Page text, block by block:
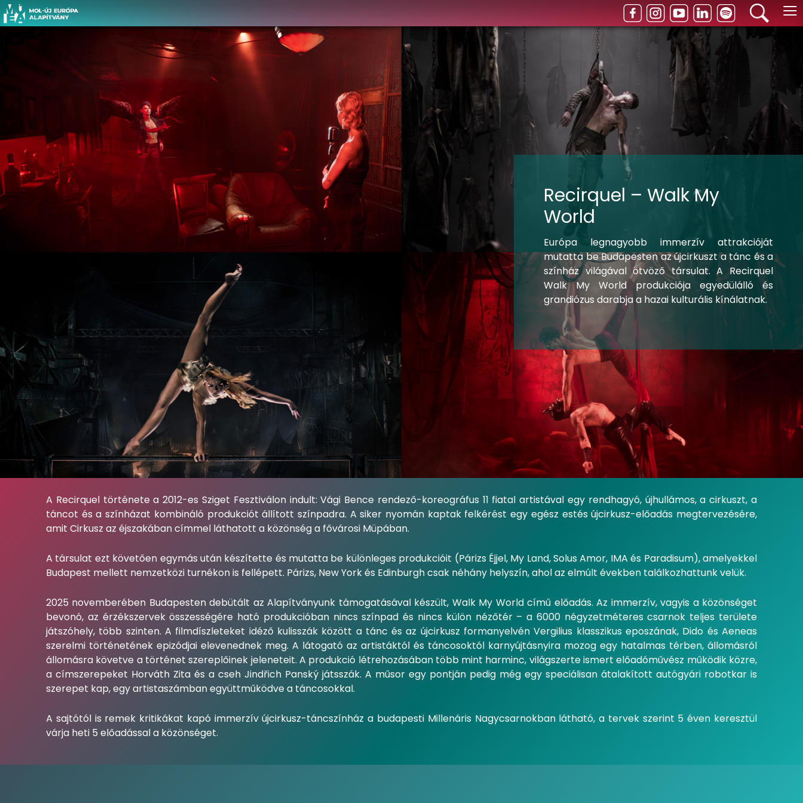
≡
Recirquel – Walk My
World
Európa legnagyobb immerzív attrakcióját
mutatta be Budapesten az újcirkuszt a tánc és a
színház világával ötvöző társulat. A Recirquel
Walk My World produkciója egyedülálló és
grandiózus darabja a hazai kulturális kínálatnak.
A Recirquel története a 2012-es Sziget Fesztiválon indult: Vági Bence rendező-koreográfus 11 fiatal artistával egy rendhagyó, újhullámos, a cirkuszt, a
táncot és a színházat kombináló produkciót állított színpadra. A siker nyomán kaptak felkérést egy egész estés újcirkusz-előadás megtervezésére,
amit Cirkusz az éjszakában címmel láthatott a közönség a fővárosi Müpában.
A társulat ezt követően egymás után készítette és mutatta be különleges produkcióit (Párizs Éjjel, My Land, Solus Amor, IMA és Paradisum), amelyekkel
Budapest mellett nemzetközi turnékon is fellépett. Párizs, New York és Edinburgh csak néhány helyszín, ahol az elmúlt években találkozhattunk velük.
2025 novemberében Budapesten debütált az Alapítványunk támogatásával készült, Walk My World című előadás. Az immerzív, vagyis a közönséget
bevonó, az érzékszervek összességére ható produkcióban nincs színpad és nincs külön nézőtér – a 6000 négyzetméteres csarnok teljes területe
játszóhely, több szinten. A filmdíszleteket idéző kulisszák között a tánc és az újcirkusz formanyelvén Vergilius klasszikus eposzának, Dido és Aeneas
szerelmi történetének epizódjai elevenednek meg. A látogató az artistáktól és táncosoktól karnyújtásnyira mozog egy hatalmas térben, állomásról
állomásra követve a történet szereplőinek jeleneteit. A produkció létrehozásában több mint harminc, világszerte ismert előadóművész működik közre,
a címszerepeket Horváth Zita és a cseh Jindřich Panský játsszák. A műsor egy pontján pedig még egy speciálisan átalakított autógyári robotkar is
szerepet kap, egy artistaszámban együttműködve a táncosokkal.
A sajtótól is remek kritikákat kapó immerzív újcirkusz-táncszínház a budapesti Millenáris Nagycsarnokban látható, a tervek szerint 5 éven keresztül
várja heti 5 előadással a közönséget.